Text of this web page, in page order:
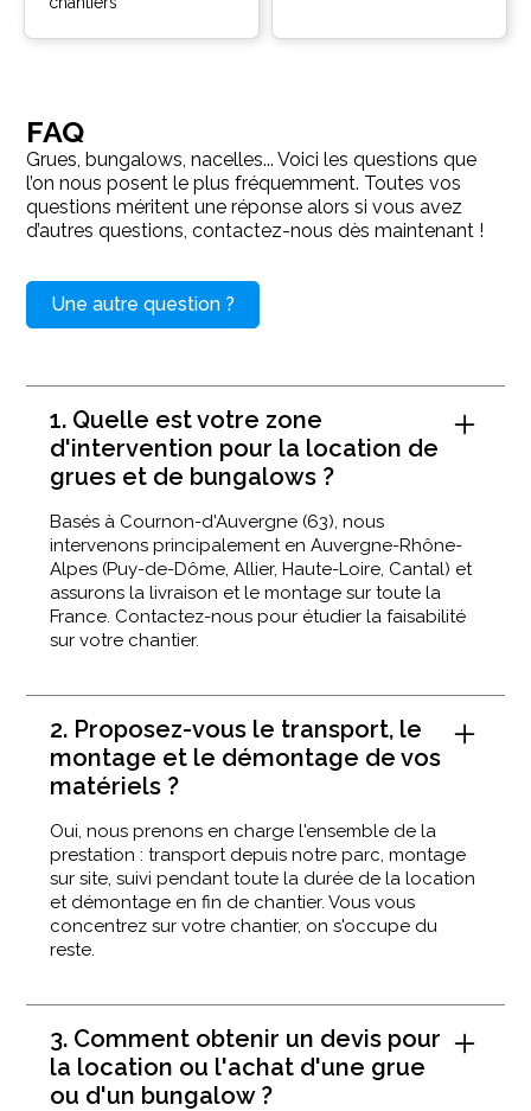
FAQ
Grues, bungalows, nacelles... Voici les questions que
l’on nous posent le plus fréquemment. Toutes vos
questions méritent une réponse alors si vous avez
d’autres questions, contactez-nous dès maintenant !
Une autre question ?
1. Quelle est votre zone
d'intervention pour la location de
grues et de bungalows ?
Basés à Cournon-d'Auvergne (63), nous
intervenons principalement en Auvergne-Rhône-
Alpes (Puy-de-Dôme, Allier, Haute-Loire, Cantal) et
assurons la livraison et le montage sur toute la
France. Contactez-nous pour étudier la faisabilité
sur votre chantier.
2. Proposez-vous le transport, le
montage et le démontage de vos
matériels ?
Oui, nous prenons en charge l'ensemble de la
prestation : transport depuis notre parc, montage
sur site, suivi pendant toute la durée de la location
et démontage en fin de chantier. Vous vous
concentrez sur votre chantier, on s'occupe du
reste.
3. Comment obtenir un devis pour
la location ou l'achat d'une grue
ou d'un bungalow ?